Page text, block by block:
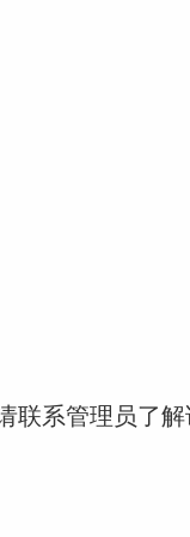
联系管理员了